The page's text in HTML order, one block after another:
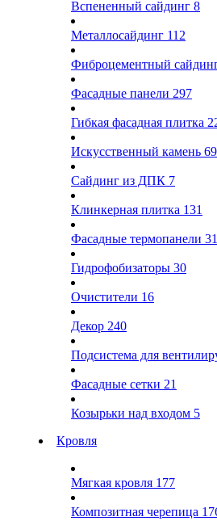
Вспененный сайдинг 8
Металлосайдинг 112
Фиброцементный
Фасадные панели 297
Гибкая фасадная плитка
Искусственный камень
Сайдинг из ДПК 7
Клинкерная плитка 131
Фасадные термопанели 31
Гидрофобизаторы 30
Очистители 16
Декор 240
Подсистема для
Фасадные сетки 21
Козырьки над входом 5
Кровля
Мягкая кровля 177
Композитная черепица